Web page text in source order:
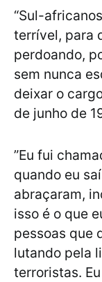
“Sul-
terrível, para
perdoando,
sem nunca
deixar o
de junho de
”Eu fui
quando eu
abraçaram,
isso é o que
pessoas que
lutando pela
terroristas.